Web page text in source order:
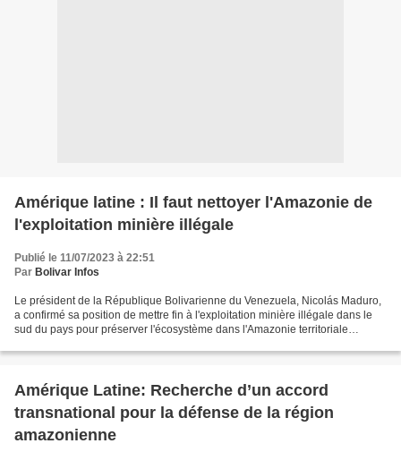
Amérique latine : Il faut nettoyer l'Amazonie de
l'exploitation minière illégale
Publié le 11/07/2023 à 22:51
Par Bolivar Infos
Le président de la République Bolivarienne du Venezuela, Nicolás Maduro,
a confirmé sa position de mettre fin à l'exploitation minière illégale dans le
sud du pays pour préserver l'écosystème dans l'Amazonie territoriale
Amérique Latine: Recherche d’un accord
transnational pour la défense de la région
amazonienne